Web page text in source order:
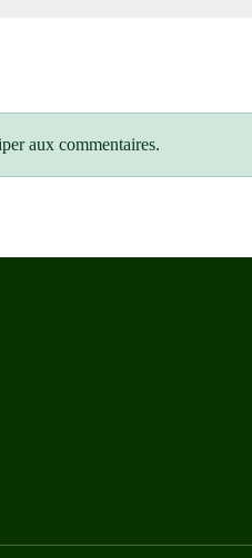
aux commentaires.